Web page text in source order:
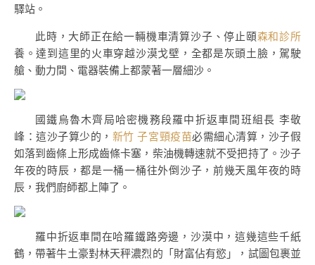
驛站。
此時，大師正在給一輛機車清算沙子、停止頤森和診所
養。達到這里的火車穿越沙漠戈壁，全都是灰頭土臉，駕駛
艙、動力間、電器裝備上都蒙著一層細沙。
國鐵烏魯木齊局哈密機務段羅中折返車間班組長 李敬
峰：這沙子算少的， 新竹 子宮頸疫苗必需細心清算，沙子假
如落到齒條上形成齒條卡塞，柴油機轉速就不受把持了。沙子
年夜的時辰，都是一桶一桶往外倒沙子，前幾天風年夜的時
辰，我們廚師都上陣了。
羅中折返車間在哈羅鐵路旁邊，沙漠中，這幾這些千紙
鶴，帶著牛土豪對林天秤濃烈的「財富佔有慾」，試圖包裹並